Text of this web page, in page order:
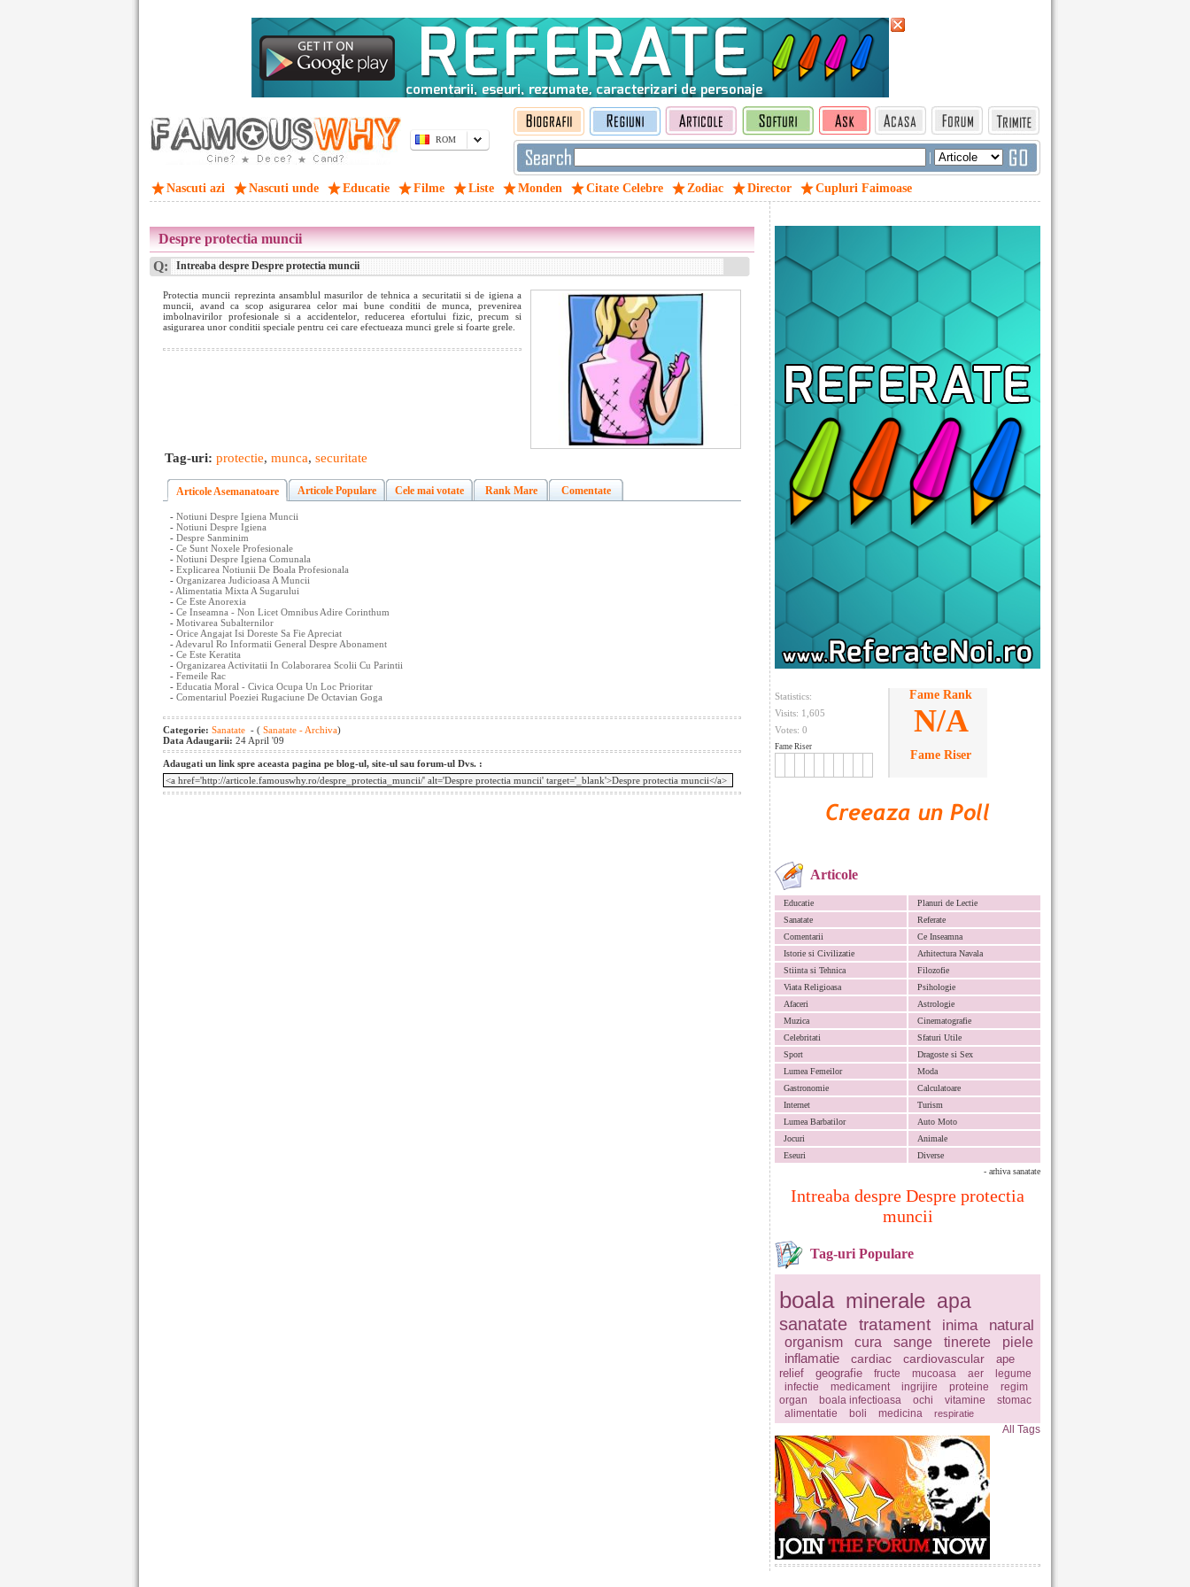
ROM
|
Nascuti azi Nascuti unde Educatie Filme Liste Monden Citate Celebre Zodiac Director Cupluri Faimoase
Statistics:
Visits: 1,605
Votes: 0
Fame Riser
Fame Rank
N/A
Fame Riser
Articole
Educatie
Planuri de Lectie
Sanatate
Referate
Comentarii
Ce Inseamna
Istorie si Civilizatie
Arhitectura Navala
Stiinta si Tehnica
Filozofie
Viata Religioasa
Psihologie
Afaceri
Astrologie
Muzica
Cinematografie
Celebritati
Sfaturi Utile
Sport
Dragoste si Sex
Lumea Femeilor
Moda
Gastronomie
Calculatoare
Internet
Turism
Lumea Barbatilor
Auto Moto
Jocuri
Animale
Eseuri
Diverse
- arhiva sanatate
Intreaba despre Despre protectia
muncii
Tag-uri Populare
boala minerale apa
sanatate tratament inima natural
organism cura sange tinerete
piele
inflamatie
cardiac cardiovascular
ape
relief
geografie fructe mucoasa aer
legume
infectie
medicament ingrijire proteine
regim
organ
boala infectioasa ochi vitamine
stomac
alimentatie
boli medicina respiratie
All Tags
Despre protectia muncii
Q: Intreaba despre Despre protectia muncii
Protectia muncii reprezinta ansamblul masurilor de tehnica a securitatii si de igiena a
muncii, avand ca scop asigurarea celor mai bune conditii de munca, prevenirea
imbolnavirilor profesionale si a accidentelor, reducerea efortului fizic, precum si
asigurarea unor conditii speciale pentru cei care efectueaza munci grele si foarte grele.
Tag-uri: protectie, munca, securitate
Articole Asemanatoare Articole Populare Cele mai votate Rank Mare Comentate
- Notiuni Despre Igiena Muncii
- Notiuni Despre Igiena
- Despre Sanminim
- Ce Sunt Noxele Profesionale
- Notiuni Despre Igiena Comunala
- Explicarea Notiunii De Boala Profesionala
- Organizarea Judicioasa A Muncii
- Alimentatia Mixta A Sugarului
- Ce Este Anorexia
- Ce Inseamna - Non Licet Omnibus Adire Corinthum
- Motivarea Subalternilor
- Orice Angajat Isi Doreste Sa Fie Apreciat
- Adevarul Ro Informatii General Despre Abonament
- Ce Este Keratita
- Organizarea Activitatii In Colaborarea Scolii Cu Parintii
- Femeile Rac
- Educatia Moral - Civica Ocupa Un Loc Prioritar
- Comentariul Poeziei Rugaciune De Octavian Goga
Categorie: Sanatate - ( Sanatate - Archiva)
Data Adaugarii: 24 April '09
Adaugati un link spre aceasta pagina pe blog-ul, site-ul sau forum-ul Dvs. :